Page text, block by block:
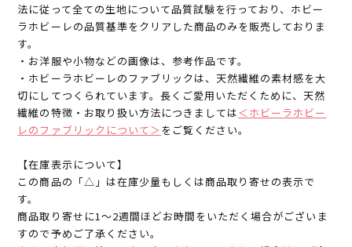
法に従って全ての生地について品質試験を行っており、ホビー
ラホビーレの品質基準をクリアした商品のみを販売しておりま
す。
・お洋服や小物などの画像は、参考作品です。
・ホビーラホビーレのファブリックは、天然繊維の素材感を大
切にしてつくられています。長くご愛用いただくために、天然
繊維の特徴・お取り扱い方法につきましては＜ホビーラホビー
レのファブリックについて＞ をご覧ください。
【在庫表示について】
この商品の「△」は在庫少量もしくは商品取り寄せの表示で
す。
商品取り寄せに1～2週間ほどお時間をいただく場合がございま
すので予めご了承ください。